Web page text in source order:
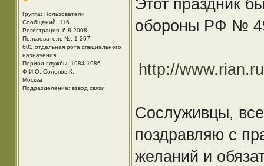
Группа: Пользователи
Сообщений: 116
Регистрация: 6.8.2008
Пользователь №: 1 267
602 отдельная рота специального
назначения
Период службы: 1984-1986
Ф.И.О.:Солопов К.
Москва
Подразделение: взвод связи
Этот праздник
обороны РФ №
http://
Сослуживцы,
поздравляю с
желаний и